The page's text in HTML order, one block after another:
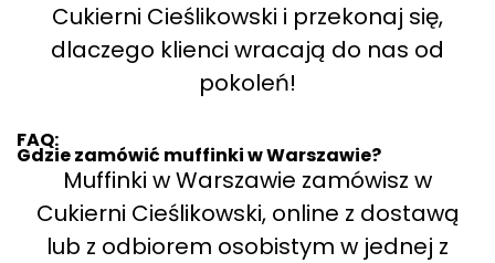
Cukierni Cieślikowski i przekonaj się,
dlaczego klienci wracają do nas od
pokoleń!
FAQ:
Gdzie zamówić muffinki w Warszawie?
Muffinki w Warszawie zamówisz w
Cukierni Cieślikowski, online z dostawą
lub z odbiorem osobistym w jednej z